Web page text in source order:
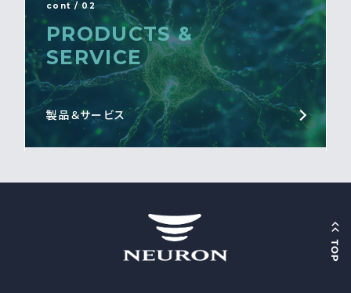
cont / 02
PRODUCTS &
SERVICE
製品＆サービス